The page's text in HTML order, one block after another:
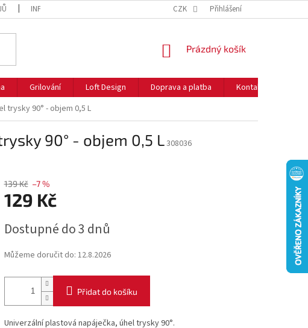
INFORMACE O COOKIES NEJČASTĚJŠÍ OTÁZKY
CZK Přihlášení
NÁKUPNÍ
Prázdný košík
Grilování Loft Design Doprava a platba Kontakty
trysky 90° - objem 0,5 L
90° - objem 0,5 L308036
139 Kč –7 %
129 Kč
cena:
Dostupné do 3 dnů
Můžeme doručit do: 12.8.2026
Přidat do košíku
Univerzální plastová napáječka, úhel trysky 90°.